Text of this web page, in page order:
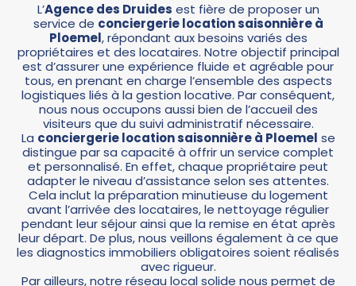
L’Agence des Druides est fière de proposer un
service de conciergerie location saisonnière à
Ploemel, répondant aux besoins variés des
propriétaires et des locataires. Notre objectif principal
est d’assurer une expérience fluide et agréable pour
tous, en prenant en charge l’ensemble des aspects
logistiques liés à la gestion locative. Par conséquent,
nous nous occupons aussi bien de l’accueil des
visiteurs que du suivi administratif nécessaire.
La conciergerie location saisonnière à Ploemel se
distingue par sa capacité à offrir un service complet
et personnalisé. En effet, chaque propriétaire peut
adapter le niveau d’assistance selon ses attentes.
Cela inclut la préparation minutieuse du logement
avant l’arrivée des locataires, le nettoyage régulier
pendant leur séjour ainsi que la remise en état après
leur départ. De plus, nous veillons également à ce que
les diagnostics immobiliers obligatoires soient réalisés
avec rigueur.
Par ailleurs, notre réseau local solide nous permet de